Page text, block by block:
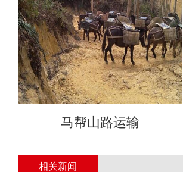
马帮山路运输
相关新闻